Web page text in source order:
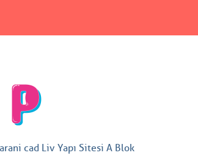
cad Liv Yapı Sitesi A Blok